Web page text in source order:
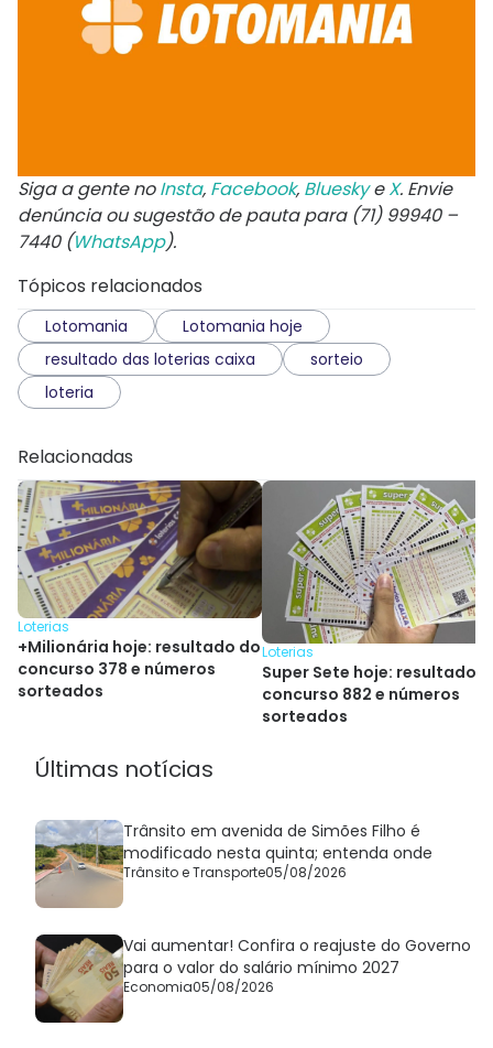
Siga a gente noInsta, Facebook, BlueskyeX. Envie
denúncia ou sugestão de pauta para (71) 99940 –
7440 (WhatsApp).
Tópicos relacionados
Lotomania
Lotomania hoje
resultado das loterias caixa
sorteio
loteria
Relacionadas
Loterias
+Milionária hoje: resultado do
concurso 378 e números
sorteados
Loterias
Super Sete hoje: resultado
concurso 882 e números
sorteados
Últimas notícias
Trânsito em avenida de Simões Filho é
modificado nesta quinta; entenda onde
Trânsito e Transporte05/08/2026
Vai aumentar! Confira o reajuste do Governo
para o valor do salário mínimo 2027
Economia05/08/2026